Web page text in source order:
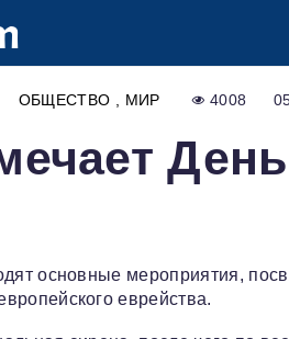
ОБЩЕСТВО МИР 4008
основные мероприятия,
еврейства.